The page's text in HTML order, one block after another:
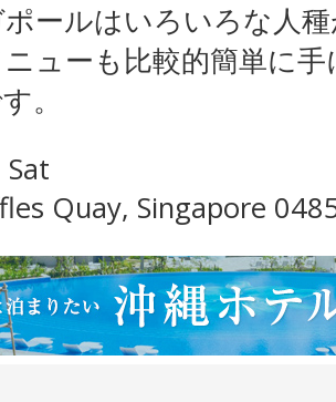
ールはいろいろな人
ューも比較的簡単に
。
Sat
Quay, Singapore